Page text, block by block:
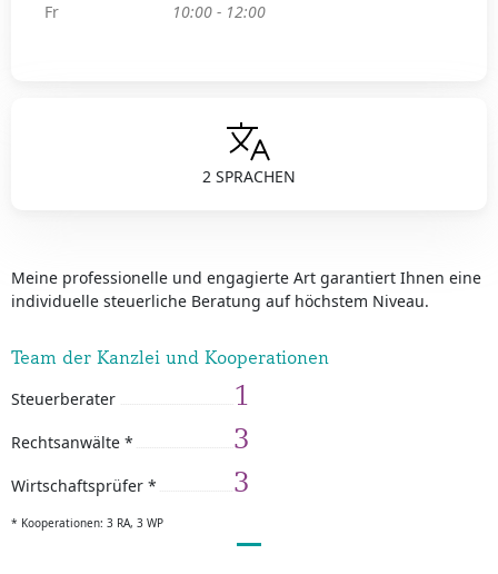
2 SPRACHEN
Meine professionelle und engagierte Art garantiert Ihnen eine
individuelle steuerliche Beratung auf höchstem Niveau.
Team der Kanzlei und Kooperationen
Steuerberater 1
Rechtsanwälte * 3
Wirtschaftsprüfer * 3
* Kooperationen: 3 RA, 3 WP
Fr
10:00 - 12:00